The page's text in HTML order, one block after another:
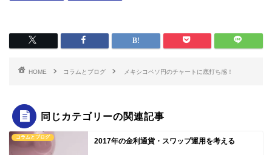
HOME コラムとブログ メキシコペソ円のチャートに底打ち感！
同じカテゴリーの関連記事
コラムとブログ 2017年の金利通貨・スワップ運用を考える